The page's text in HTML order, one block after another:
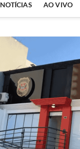
NOTÍCIAS AO VIVO